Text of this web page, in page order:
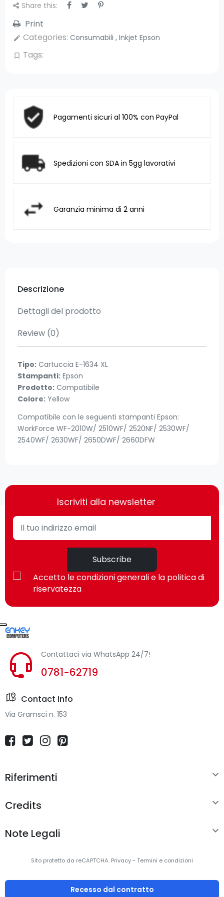
Share this:
Print
edit Categories: Consumabili , Inkjet Epson
bookmark_border Tags:
Pagamenti sicuri al 100% con PayPal
Spedizioni con SDA in 5gg lavorativi
Garanzia minima di 2 anni
Descrizione
Dettagli del prodotto
Review (0)
Tipo: Cartuccia E-1634 XL
Stampanti: Epson
Prodotto: Compatibile
Colore: Yellow
Compatibile con le seguenti stampanti Epson:
WorkForce WF-2010W/ 2510WF/ 2520NF/ 2530WF/
2540WF/ 2630WF/ 2650DWF/ 2660DFW
Iscriviti alla newsletter
Subscribe
Accetto le condizioni generali e la politica di
riservatezza
Contattaci via WhatsApp 24/7!
0781-62719
Contact Info
Via Gramsci n. 153
Riferimenti 
Credits 
Note Legali 
Sito protetto da reCAPTCHA. Privacy- Termini e condizioni
Recesso dal contratto